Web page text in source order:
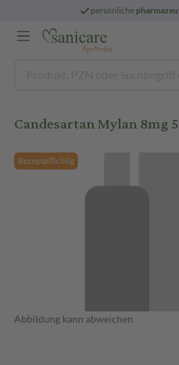
persönliche
Candesartan Mylan 8mg
Rezeptpflichtig
Abbildung kann abweichen